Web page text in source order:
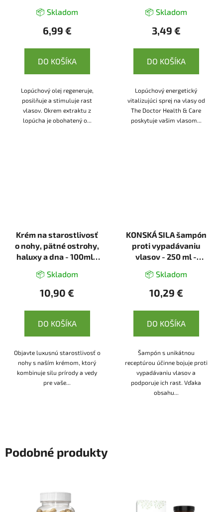
📦 Skladom
6,99 €
DO KOŠÍKA
Lopúchový olej regeneruje,
posilňuje a stimuluje rast
vlasov. Okrem extraktu z
lopúcha je obohatený o...
📦 Skladom
3,49 €
DO KOŠÍKA
Lopúchový energetický
vitalizujúci sprej na vlasy od
The Doctor Health & Care
poskytuje vašim vlasom...
Krém na starostlivosť
o nohy, pätné ostrohy,
haluxy a dna - 100ml -
📦 Skladom
10,90 €
DO KOŠÍKA
Objavte luxusnú starostlivosť o
nohy s naším krémom, ktorý
kombinuje silu prírody a vedy
pre vaše...
KONSKÁ SILA šampón
proti vypadávaniu
vlasov - 250 ml -
📦 Skladom
10,29 €
DO KOŠÍKA
Šampón s unikátnou
receptúrou účinne bojuje proti
vypadávaniu vlasov a
podporuje ich rast. Vďaka
obsahu...
Podobné produkty